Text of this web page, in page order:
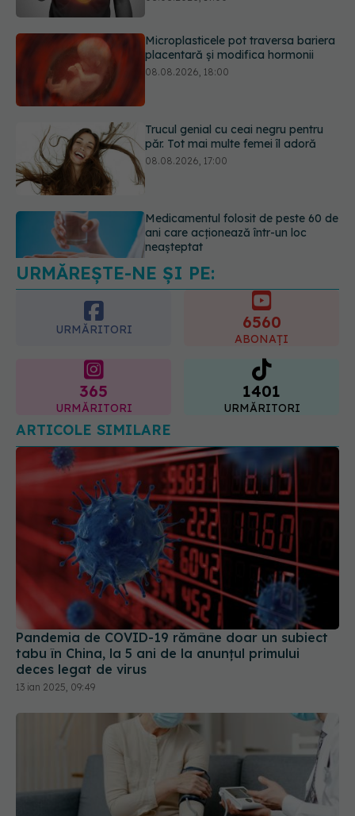
Trucul genial cu ceai negru pentru
păr. Tot mai multe femei îl adoră
08.08.2026, 17:00
Medicamentul folosit de peste 60 de
ani care acționează într-un loc
neașteptat
Transpirații nocturne: semnul ignorat
care poate ascunde probleme
serioase de sănătate
08.08.2026, 20:00
URMĂREȘTE-NE ȘI PE:
URMĂRITORI
365 1401
ARTICOLE SIMILARE
Pandemia de COVID-19 rămâne doar un subiect
tabu în China, la 5 ani de la anunțul primului
deces legat de virus
13 ian 2025, 09:49